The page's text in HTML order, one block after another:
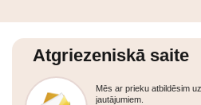
Atgriezeniskā saite
Mēs ar prieku atbildēsim
jautājumiem.